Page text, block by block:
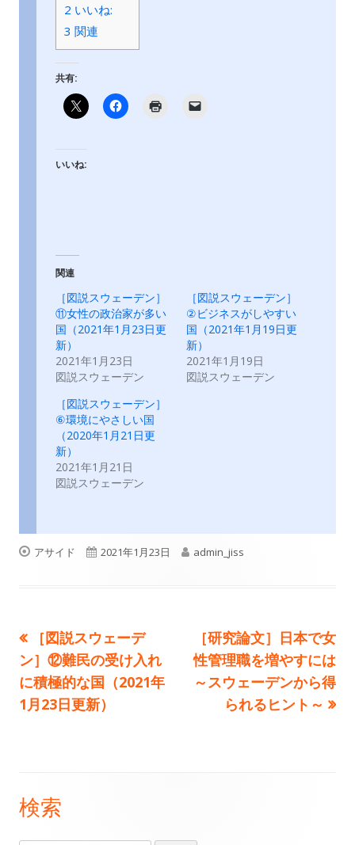
2 いいね:
3 関連
共有:
いいね:
関連
［図説スウェーデン］
⑪女性の政治家が多い
国（2021年1月23日更
新）
2021年1月23日
図説スウェーデン
［図説スウェーデン］
②ビジネスがしやすい
国（2021年1月19日更
新）
2021年1月19日
図説スウェーデン
［図説スウェーデン］
⑥環境にやさしい国
（2020年1月21日更
新）
2021年1月21日
図説スウェーデン
フ
マ
ッ
ト
アサイド
公
2021年1月23日
作
admin_jiss
投
稿
ナ
ー
前
の
記
事:
［図説スウェーデ
ン］⑫難民の受け入れ
に積極的な国（2021年
1月23日更新）
次
の
記
［研究論文］日本で女
性管理職を増やすには
～スウェーデンから得
られるヒント～
メ
検索